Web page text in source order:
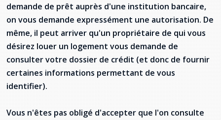
demande de prêt auprès d'une institution bancaire,
on vous demande expressément une autorisation. De
même, il peut arriver qu'un propriétaire de qui vous
désirez louer un logement vous demande de
consulter votre dossier de crédit (et donc de fournir
certaines informations permettant de vous
identifier).
Vous n'êtes pas obligé d'accepter que l'on consulte